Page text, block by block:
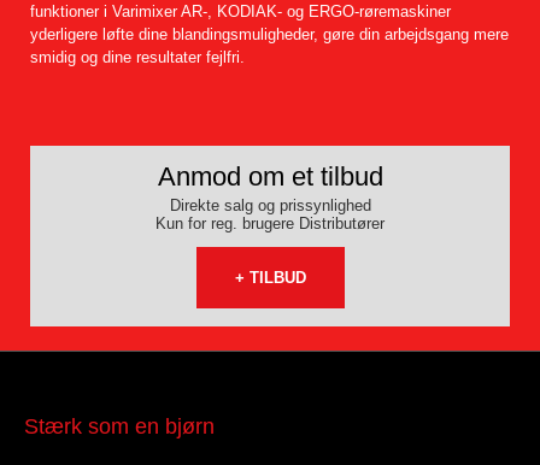
funktioner i Varimixer AR-, KODIAK- og ERGO-røremaskiner
yderligere løfte dine blandingsmuligheder, gøre din arbejdsgang mere
smidig og dine resultater fejlfri.
Anmod om et tilbud
Direkte salg og prissynlighed
Kun for reg. brugere Distributører
+ TILBUD
Stærk som en bjørn